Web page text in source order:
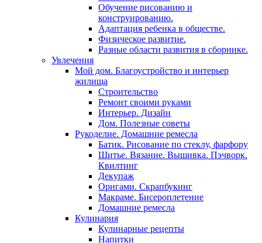
Обучение рисованию и
конструированию.
Адаптация ребенка в обществе.
Физическое развитие.
Разные области развития в сборнике.
Увлечения
Мой дом. Благоустройство и интерьер
жилища
Строительство
Ремонт своими руками
Интерьер. Дизайн
Дом. Полезные советы
Рукоделие. Домашние ремесла
Батик. Рисование по стеклу, фарфору
Шитье. Вязание. Вышивка. Пэчворк.
Квилтинг
Декупаж
Оригами. Скрапбукинг
Макраме. Бисероплетение
Домашние ремесла
Кулинария
Кулинарные рецепты
Напитки